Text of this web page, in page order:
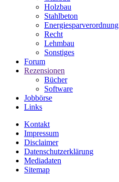
Holzbau
Stahlbeton
Energiesparverordnung
Recht
Lehmbau
Sonstiges
Forum
Rezensionen
Bücher
Software
Jobbörse
Links
Kontakt
Impressum
Disclaimer
Datenschutzerklärung
Mediadaten
Sitemap